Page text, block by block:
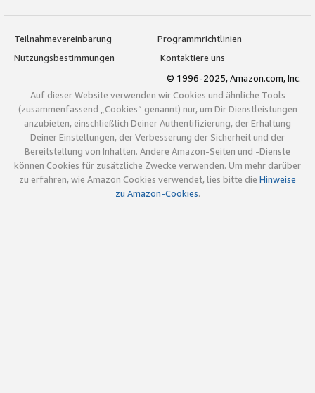
Teilnahmevereinbarung
Programmrichtlinien
Nutzungsbestimmungen
Kontaktiere uns
© 1996-2025, Amazon.com, Inc.
Auf dieser Website verwenden wir Cookies und ähnliche Tools
(zusammenfassend „Cookies“ genannt) nur, um Dir Dienstleistungen
anzubieten, einschließlich Deiner Authentifizierung, der Erhaltung
Deiner Einstellungen, der Verbesserung der Sicherheit und der
Bereitstellung von Inhalten. Andere Amazon-Seiten und -Dienste
können Cookies für zusätzliche Zwecke verwenden. Um mehr darüber
zu erfahren, wie Amazon Cookies verwendet, lies bitte die Hinweise
zu Amazon-Cookies.